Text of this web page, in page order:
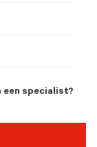
een specialist?